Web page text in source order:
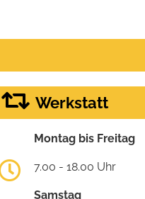
Werkstatt
Montag bis Freitag
7.00 - 18.00 Uhr
Samstag